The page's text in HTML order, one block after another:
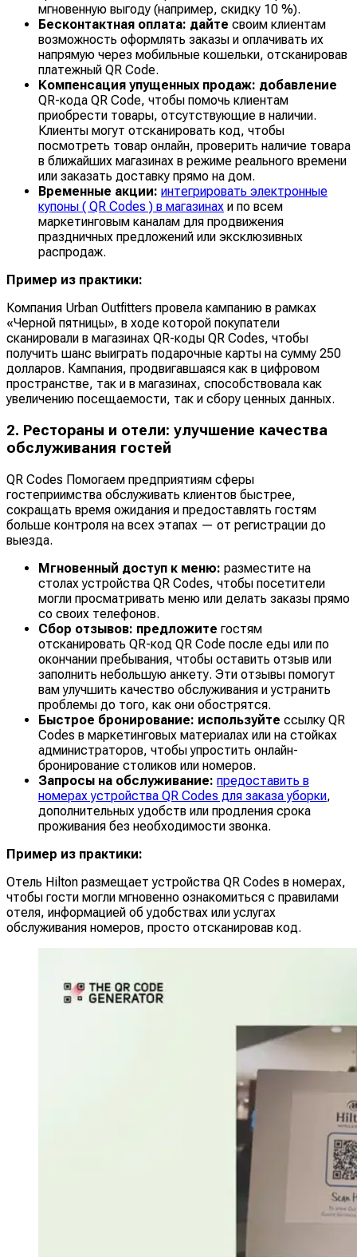
мгновенную выгоду (например, скидку 10 %).
Бесконтактная оплата: дайте своим клиентам
возможность оформлять заказы и оплачивать их
напрямую через мобильные кошельки, отсканировав
платежный QR Code.
Компенсация упущенных продаж: добавление
QR-кода QR Code, чтобы помочь клиентам
приобрести товары, отсутствующие в наличии.
Клиенты могут отсканировать код, чтобы
посмотреть товар онлайн, проверить наличие товара
в ближайших магазинах в режиме реального времени
или заказать доставку прямо на дом.
Временные акции: интегрировать электронные
купоны ( QR Codes ) в магазинах и по всем
маркетинговым каналам для продвижения
праздничных предложений или эксклюзивных
распродаж.
Пример из практики:
Компания Urban Outfitters провела кампанию в рамках
«Черной пятницы», в ходе которой покупатели
сканировали в магазинах QR-коды QR Codes, чтобы
получить шанс выиграть подарочные карты на сумму 250
долларов. Кампания, продвигавшаяся как в цифровом
пространстве, так и в магазинах, способствовала как
увеличению посещаемости, так и сбору ценных данных.
2. Рестораны и отели: улучшение качества
обслуживания гостей
QR Codes Помогаем предприятиям сферы
гостеприимства обслуживать клиентов быстрее,
сокращать время ожидания и предоставлять гостям
больше контроля на всех этапах — от регистрации до
выезда.
Мгновенный доступ к меню: разместите на
столах устройства QR Codes, чтобы посетители
могли просматривать меню или делать заказы прямо
со своих телефонов.
Сбор отзывов: предложите гостям
отсканировать QR-код QR Code после еды или по
окончании пребывания, чтобы оставить отзыв или
заполнить небольшую анкету. Эти отзывы помогут
вам улучшить качество обслуживания и устранить
проблемы до того, как они обострятся.
Быстрое бронирование: используйте ссылку QR
Codes в маркетинговых материалах или на стойках
администраторов, чтобы упростить онлайн-
бронирование столиков или номеров.
Запросы на обслуживание: предоставить в
номерах устройства QR Codes для заказа уборки,
дополнительных удобств или продления срока
проживания без необходимости звонка.
Пример из практики:
Отель Hilton размещает устройства QR Codes в номерах,
чтобы гости могли мгновенно ознакомиться с правилами
отеля, информацией об удобствах или услугах
обслуживания номеров, просто отсканировав код.